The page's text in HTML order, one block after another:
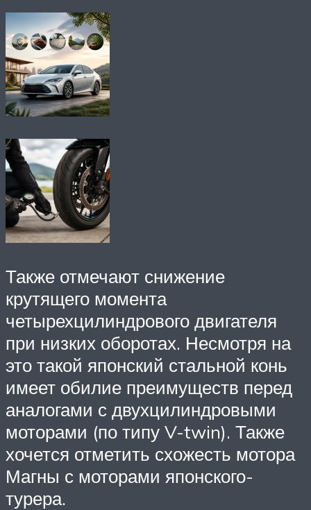
Также отмечают снижение
крутящего момента
четырехцилиндрового двигателя
при низких оборотах. Несмотря на
это такой японский стальной конь
имеет обилие преимуществ перед
аналогами с двухцилиндровыми
моторами (по типу V-twin). Также
хочется отметить схожесть мотора
Магны с моторами японского-
турера.